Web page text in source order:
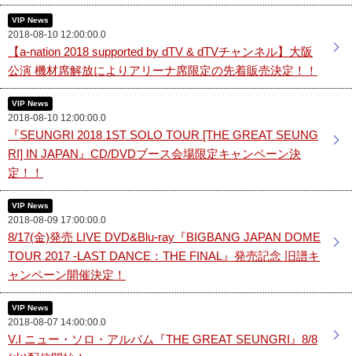
VIP News
2018-08-10 12:00:00.0
【a-nation 2018 supported by dTV & dTVチャンネル】大阪
公演 機材席解放によりアリーナ席限定の先着販売決定！！
VIP News
2018-08-10 12:00:00.0
『SEUNGRI 2018 1ST SOLO TOUR [THE GREAT SEUNG
RI] IN JAPAN』CD/DVDブース会場限定キャンペーン決
定！！
VIP News
2018-08-09 17:00:00.0
8/17(金)発売 LIVE DVD&Blu-ray『BIGBANG JAPAN DOME
TOUR 2017 -LAST DANCE：THE FINAL』発売記念 旧譜キ
ャンペーン開催決定！
VIP News
2018-08-07 14:00:00.0
V.I ニュー・ソロ・アルバム『THE GREAT SEUNGRI』8/8